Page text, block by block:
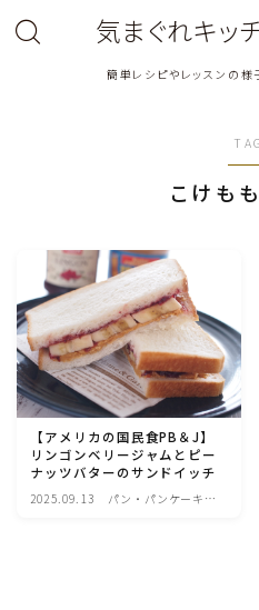
気まぐれキ
簡単レシピやレッスンの
鶏肉料理
豚肉料理
牛肉料理
ひき肉料理
TAG
こけも
【アメリカの国民食PB＆J】
リンゴンベリージャムとピー
ナッツバターのサンドイッチ
2025.09.13
パン・パンケーキ・